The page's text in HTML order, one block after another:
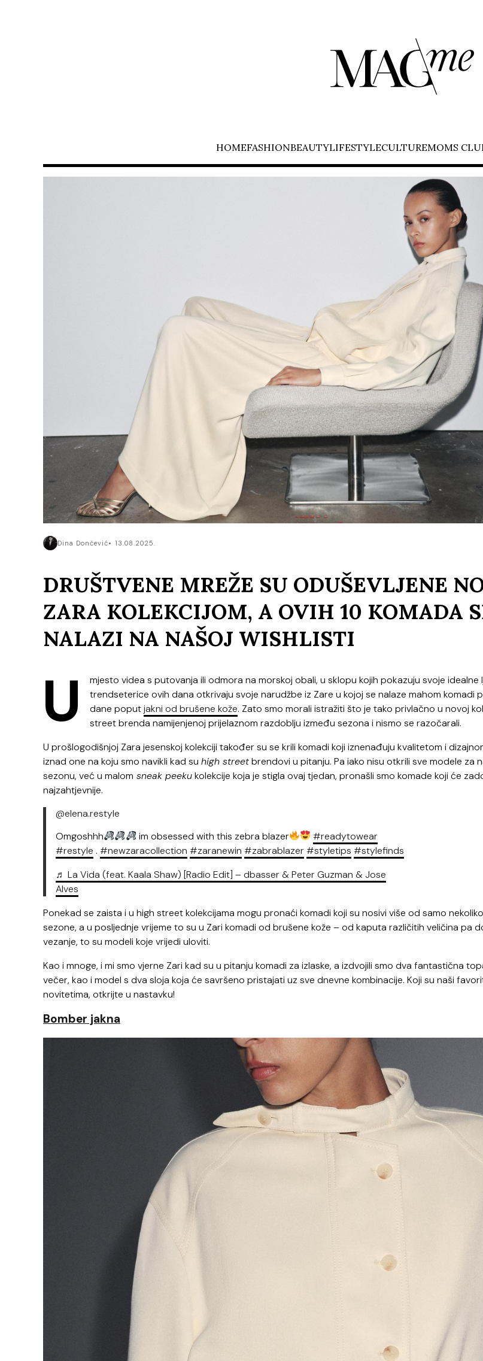
HOMEFASHIONBEAUTYLIFESTYLECULTUREMOMS
Dina Dončević 13.08.2025.
DRUŠTVENE MREŽE SU ODUŠEVLJENE
ZARA KOLEKCIJOM, A OVIH 10 KOMADA
NALAZI NA NAŠOJ WISHLISTI
U
mjesto videa s putovanja ili odmora na morskoj obali, u sklopu kojih pokazuju svoje
trendseterice ovih dana otkrivaju svoje narudžbe iz Zare u kojoj se nalaze mahom komadi
dane poputjakni od brušene kože. Zato smo morali istražiti što je tako privlačno u novoj
street brenda namijenjenoj prijelaznom razdoblju između sezona i nismo se razočarali.
U prošlogodišnjoj Zara jesenskoj kolekciji također su se krili komadi koji iznenađuju kvalitetom i
iznad one na koju smo navikli kad su high streetbrendovi u pitanju. Pa iako nisu otkrili sve modele za
sezonu, već u malom sneak peekukolekcije koja je stigla ovaj tjedan, pronašli smo komade koji će
najzahtjevnije.
@elena.restyle
Omgoshhh
im obsessed with this zebra blazer
#readytowear
#restyle . #newzaracollection #zaranewin #zabrablazer#styletips #stylefinds
♬ La Vida (feat. Kaala Shaw) [Radio Edit] – dbasser & Peter Guzman & Jose
Alves
Ponekad se zaista i u high street kolekcijama mogu pronaći komadi koji su nosivi više od samo
sezone, a u posljednje vrijeme to su u Zari komadi od brušene kože – od kaputa različitih veličina pa
vezanje, to su modeli koje vrijedi uloviti.
Kao i mnoge, i mi smo vjerne Zari kad su u pitanju komadi za izlaske, a izdvojili smo dva fantastična
večer, kao i model s dva sloja koja će savršeno pristajati uz sve dnevne kombinacije. Koji su naši
novitetima, otkrijte u nastavku!
Bomber jakna